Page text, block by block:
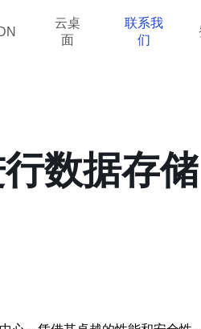
云桌
面
联系我
们
数据存储